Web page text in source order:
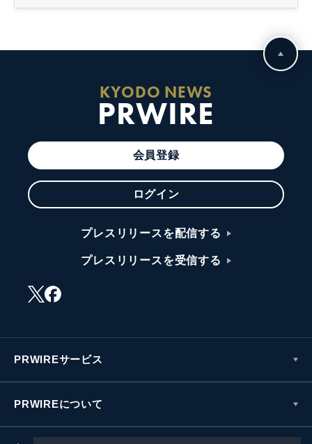
KYODO NEWS
PRWIRE
会員登録
ログイン
プレスリリースを配信する
プレスリリースを受信する
PRWIREサービス
PRWIREについて